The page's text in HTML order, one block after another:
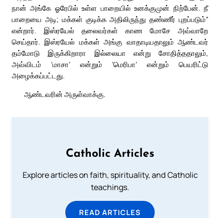
நான் அங்கே ஓரேபில் உள்ள பாறையில் உனக்குமுன் நிற்பேன். நீ
பாறையை அடி; மக்கள் குடிக்க அதிலிருந்து தண்ணீர் புறப்படும்”
என்றார். இஸ்ரயேல் தலைவர்கள் காண மோசே அவ்வாறே
செய்தார். இஸ்ரயேல் மக்கள் அங்கு வாதாடியதாலும் ஆண்டவர்
தம்மோடு இருக்கிறாரா இல்லையா என்று சோதித்ததாலும்,
அவ்விடம் ‘மாசா’ என்றும் ‘மெரிபா’ என்றும் பெயரிட்டு
அழைக்கப்பட்டது.
ஆண்டவரின் அருள்வாக்கு.
Catholic Articles
Explore articles on faith, spirituality, and Catholic
teachings.
READ ARTICLES